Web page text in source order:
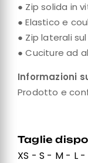
● Zip solida in
● Elastico e
● Zip laterali
● Cuciture ad
Informazioni
Prodotto e
Taglie
XS - S - M - L -